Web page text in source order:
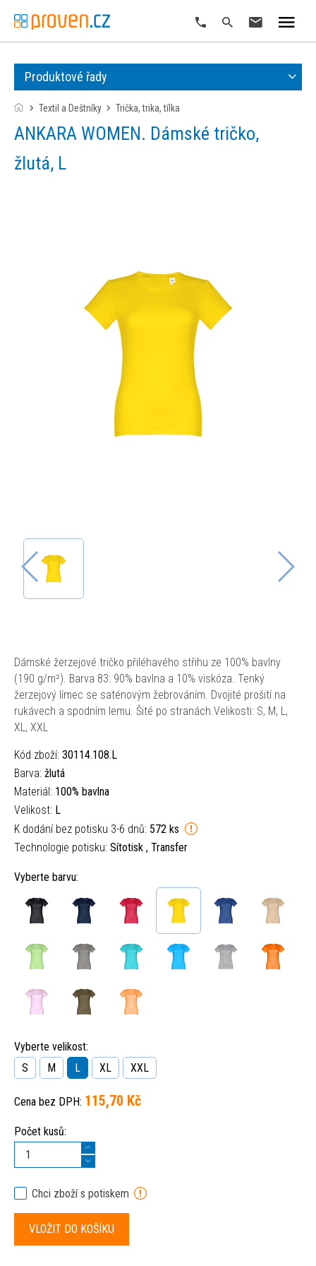
Produktové řady
Textil a Deštníky trička, trika, tílka
ANKARA WOMEN. Dámské tričko,
žlutá, L
Dámské žerzejové tričko přiléhavého střihu ze 100% bavlny
(190 g/m²). Barva 83: 90% bavlna a 10% viskóza. Tenký
žerzejový límec se saténovým žebrováním. Dvojité prošití na
rukávech a spodním lemu. Šité po stranách.Velikosti: S, M, L,
XL, XXL
Kód zboží: 30114.108.L
Barva: žlutá
Materiál: 100% bavlna
Velikost: L
K dodání bez potisku 3-6 dnů: 572 ks
Technologie potisku: Sítotisk , Transfer
Vyberte barvu:
Vyberte velikost:
S
M L XL XXL
Cena bez DPH: 115,70 Kč
Počet kusů:
Chci zboží s potiskem